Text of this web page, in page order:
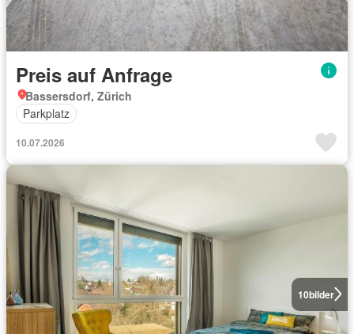
Preis auf Anfrage
Bassersdorf, Zürich
Parkplatz
10.07.2026
10bilder